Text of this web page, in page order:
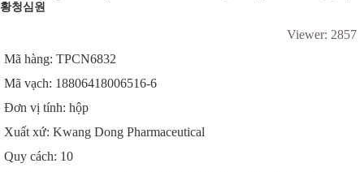
황청심원
Viewer: 2857
Mã hàng: TPCN6832
Mã vạch: 18806418006516-6
Đơn vị tính: hộp
Xuất xứ: Kwang Dong Pharmaceutical
Quy cách: 10